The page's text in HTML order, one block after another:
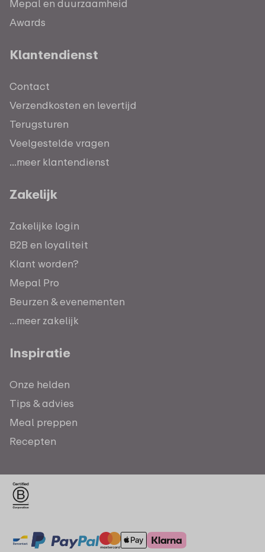
Mepal en duurzaamheid
Awards
Klantendienst
Contact
Verzendkosten en levertijd
Terugsturen
Veelgestelde vragen
...meer klantendienst
Zakelijk
Zakelijke login
B2B en loyaliteit
Klant worden?
Mepal Pro
Beurzen & evenementen
...meer zakelijk
Inspiratie
Onze helden
Tips & advies
Meal preppen
Recepten